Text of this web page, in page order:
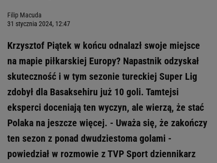
Filip Macuda
31 stycznia 2024, 12:47
Krzysztof Piątek w końcu odnalazł swoje miejsce
na mapie piłkarskiej Europy? Napastnik odzyskał
skuteczność i w tym sezonie tureckiej Super Lig
zdobył dla Basaksehiru już 10 goli. Tamtejsi
eksperci doceniają ten wyczyn, ale wierzą, że stać
Polaka na jeszcze więcej. - Uważa się, że zakończy
ten sezon z ponad dwudziestoma golami -
powiedział w rozmowie z TVP Sport dziennikarz